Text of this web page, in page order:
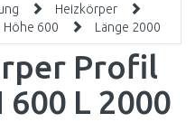
Heizkörper
Höhe 600 Länge 2000
Profil
600 L 2000